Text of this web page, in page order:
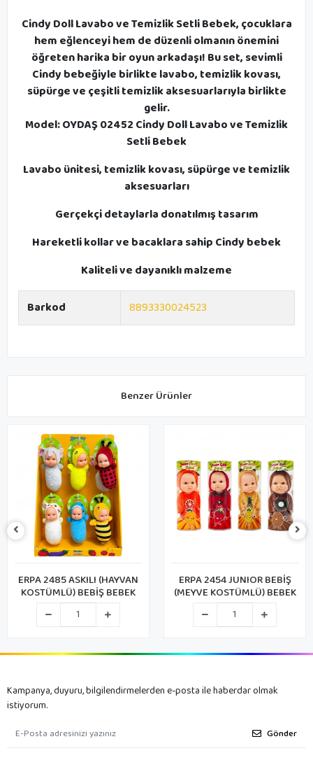
Cindy Doll Lavabo ve Temizlik Setli Bebek, çocuklara
hem eğlenceyi hem de düzenli olmanın önemini
öğreten harika bir oyun arkadaşı! Bu set, sevimli
Cindy bebeğiyle birlikte lavabo, temizlik kovası,
süpürge ve çeşitli temizlik aksesuarlarıyla birlikte
gelir.
Model:OYDAŞ 02452 Cindy Doll Lavabo ve Temizlik
Setli Bebek
Lavabo ünitesi, temizlik kovası, süpürge ve temizlik
aksesuarları
Gerçekçi detaylarla donatılmış tasarım
Hareketli kollar ve bacaklara sahip Cindy bebek
Kaliteli ve dayanıklı malzeme
Barkod 8893330024523
Benzer Ürünler
ERPA 2485 ASKILI (HAYVAN
KOSTÜMLÜ) BEBİŞ BEBEK
ERPA 2454 JUNIOR BEBİŞ
(MEYVE KOSTÜMLÜ) BEBEK
Kampanya, duyuru, bilgilendirmelerden e-posta ile haberdar olmak
istiyorum.
Gönder